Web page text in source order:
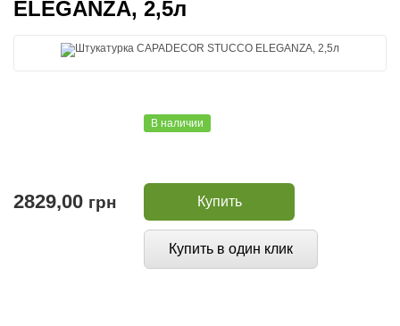
ELEGANZA, 2,5л
В наличии
2829,00 грн Купить
Купить в один клик